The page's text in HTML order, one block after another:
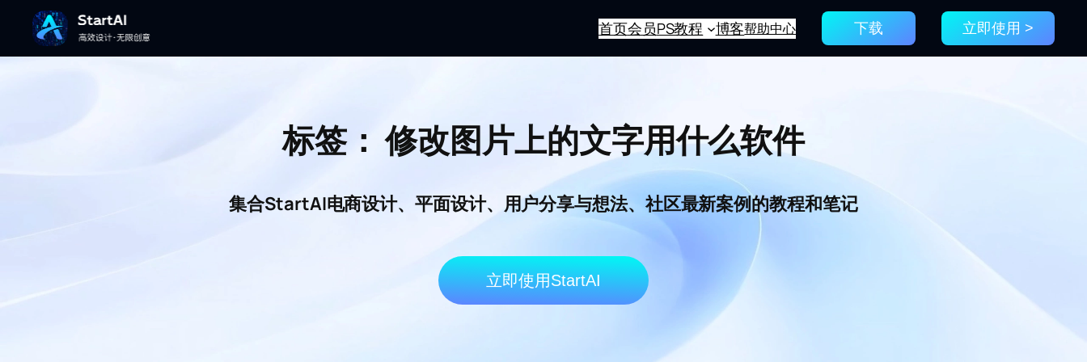
首页会员PS教程 博客帮助中心 下载 立即使用 >
标签：修改图片上的文字用什么软件
集合StartAI电商设计、平面设计、用户分享与想法、社区最新案例的教程和笔记
立即使用StartAI